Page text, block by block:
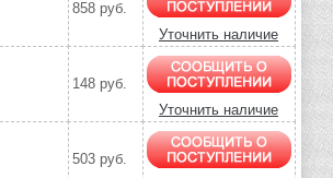
858 руб.
Уточнить наличие
148 руб.
Уточнить наличие
503 руб.